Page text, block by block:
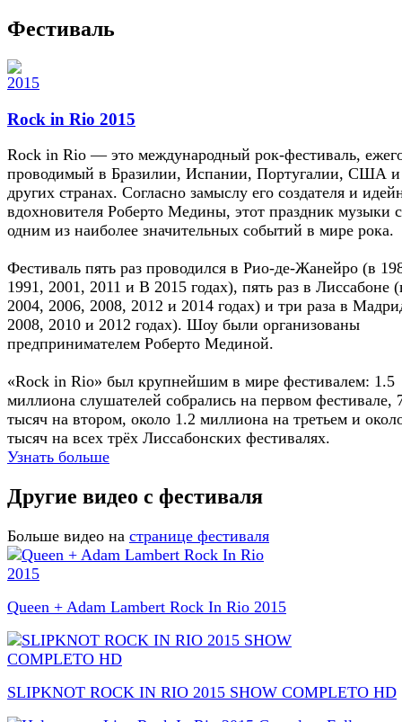
Фестиваль
Rock in Rio 2015
Rock in Rio — это международный рок-фестиваль,
проводимый в Бразилии, Испании, Португалии, США и
других странах. Согласно замыслу его создателя и
вдохновителя Роберто Медины, этот праздник музыки
одним из наиболее значительных событий в мире рока.
Фестиваль пять раз проводился в Рио-де-Жанейро (в
1991, 2001, 2011 и В 2015 годах), пять раз в Лиссабоне
2004, 2006, 2008, 2012 и 2014 годах) и три раза в
2008, 2010 и 2012 годах). Шоу были организованы
предпринимателем Роберто Мединой.
«Rock in Rio» был крупнейшим в мире фестивалем: 1.5
миллиона слушателей собрались на первом фестивале,
тысяч на втором, около 1.2 миллиона на третьем и
тысяч на всех трёх Лиссабонских фестивалях.
Узнать больше
Другие видео с фестиваля
Больше видео на странице фестиваля
Queen + Adam Lambert Rock In Rio 2015
SLIPKNOT ROCK IN RIO 2015 SHOW COMPLETO HD